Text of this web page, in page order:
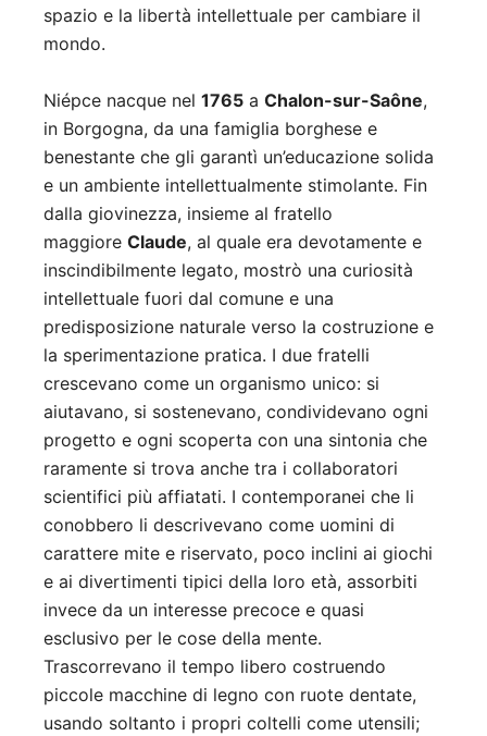
spazio e la libertà intellettuale per cambiare il
mondo.
Niépce nacque nel 1765 a Chalon-sur-Saône,
in Borgogna, da una famiglia borghese e
benestante che gli garantì un’educazione solida
e un ambiente intellettualmente stimolante. Fin
dalla giovinezza, insieme al fratello
maggiore Claude, al quale era devotamente e
inscindibilmente legato, mostrò una curiosità
intellettuale fuori dal comune e una
predisposizione naturale verso la costruzione e
la sperimentazione pratica. I due fratelli
crescevano come un organismo unico: si
aiutavano, si sostenevano, condividevano ogni
progetto e ogni scoperta con una sintonia che
raramente si trova anche tra i collaboratori
scientifici più affiatati. I contemporanei che li
conobbero li descrivevano come uomini di
carattere mite e riservato, poco inclini ai giochi
e ai divertimenti tipici della loro età, assorbiti
invece da un interesse precoce e quasi
esclusivo per le cose della mente.
Trascorrevano il tempo libero costruendo
piccole macchine di legno con ruote dentate,
usando soltanto i propri coltelli come utensili;